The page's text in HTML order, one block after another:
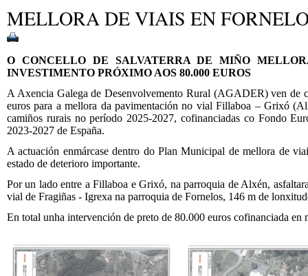
MELLORA DE VIAIS EN
O CONCELLO DE SALVATERRA DE MIÑO
INVESTIMENTO PRÓXIMO AOS 80.000 EUROS
A Axencia Galega de Desenvolvemento Rural (AGADER) ven de
euros para a mellora da pavimentación no vial Fillaboa – Grixó
camiños rurais no período 2025-2027, cofinanciadas co Fondo
2023-2027 de España.
A actuación enmárcase dentro do Plan Municipal de mellora de
estado de deterioro importante.
Por un lado entre a Fillaboa e Grixó, na parroquia de Alxén,
vial de Fragiñas - Igrexa na parroquia de Fornelos, 146 m de
En total unha intervención de preto de 80.000 euros cofinanciada